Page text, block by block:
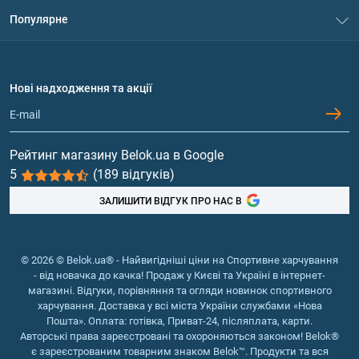
його запаси за допомогою добавок.
колаген в Сумах
Для прийому всередину найкраще підходить гідролізат
колагену. У кишечнику він розпадається на
амінокислоти й амінокислотні залишки (пептиди), які
швидко всмоктуються в кровотік і надходять до різних
тканин, де використовуються в якості будівельного
матеріалу. При покупці колагену в Сумах можна
капсули;
порошок;
напій.
Крім форми випуску необхідно звернути увагу на склад
добавки. Колаген досить ефективний як самостійна
Політика конфіденційності
Обмін та повернення
Популярне
Протеїн
Гейнери
Вітаміни та мінерали
Риб'ячий жир, жирні кислоти
Нові надходження та акції
Рейтинг магазину Belok.ua в Google
5
(189 відгуків)
ЗАЛИШИТИ ВІДГУК ПРО НАС В
© 2026 © Belok.ua® - Найвигідніші ціни на Спортивне харчування
- від новачка до качка! Продаж у Києві та Україні в інтернет-
магазині. Відгуки, порівняння та огляди новинок спортивного
харчування. Доставка у всі міста України службами «Нова
Пошта». Оплата: готівка, Приват-24, післяплата, карти.
Авторські права зареєстровані та охороняються законом! Belok®
є зареєстрованим товарним знаком Belok™. Продукти та вся